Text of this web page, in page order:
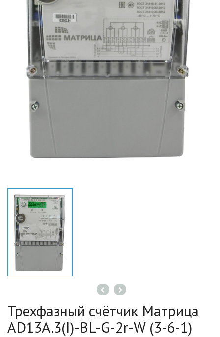
Трехфазный счётчик Матрица
AD13A.3(I)-BL-G-2r-W (3-6-1)